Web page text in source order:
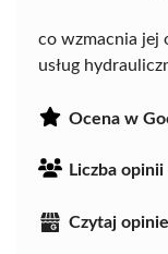
co wzmacnia jej
usług
Ocena w
Liczba
Czytaj